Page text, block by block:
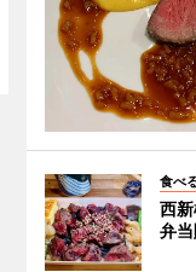
食べ
西
弁